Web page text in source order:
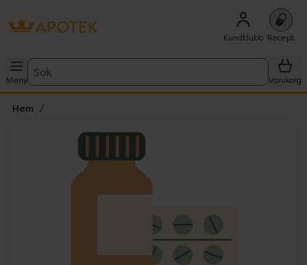
Kundklubb Recept
Meny
Sök
Varukorg
Hem
Lista: . Innehåller 1 objekt.